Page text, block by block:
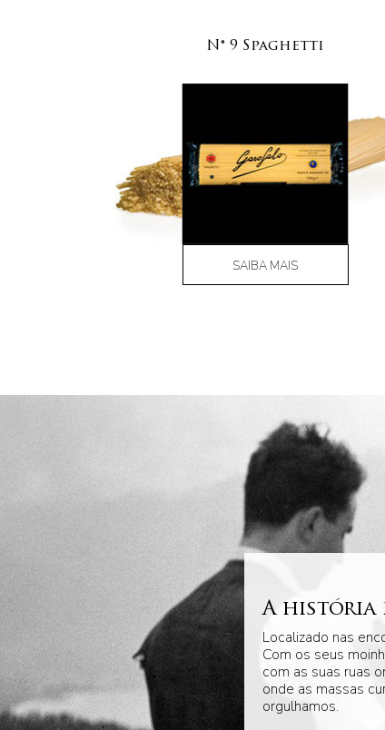
N° 9 Spaghetti
SAIBA MAIS
A história
Localizado nas
Com os seus
com as suas ruas
onde as massas
orgulhamos.